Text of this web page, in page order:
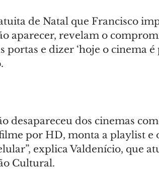
de Natal que Francisco
aparecer, revelam o
portas e dizer ‘hoje o cinema é
desapareceu dos cinemas
por HD, monta a playlist e
explica Valdenício, que
Cultural.